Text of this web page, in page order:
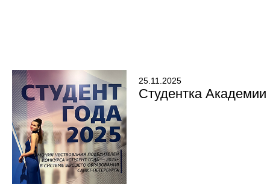
25.11.2025
Студентка Академии